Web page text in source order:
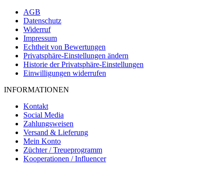
AGB
Datenschutz
Widerruf
Impressum
Echtheit von Bewertungen
Privatsphäre-Einstellungen ändern
Historie der Privatsphäre-Einstellungen
Einwilligungen widerrufen
INFORMATIONEN
Kontakt
Social Media
Zahlungsweisen
Versand & Lieferung
Mein Konto
Züchter / Treueprogramm
Kooperationen / Influencer